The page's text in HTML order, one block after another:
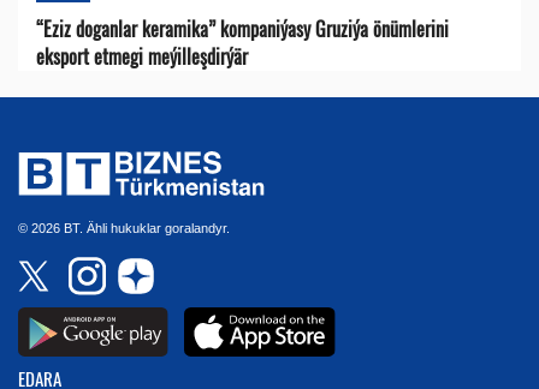
“Eziz doganlar keramika” kompaniýasy Gruziýa önümlerini
eksport etmegi meýilleşdirýär
© 2026 BT. Ähli hukuklar goralandyr.
EDARA